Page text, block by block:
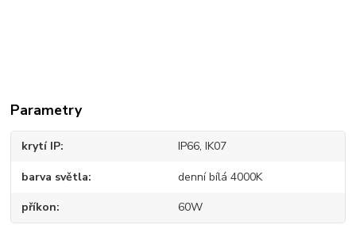
Parametry
krytí IP IP66, IK07
barva světla denní bílá 4000K
příkon 60W